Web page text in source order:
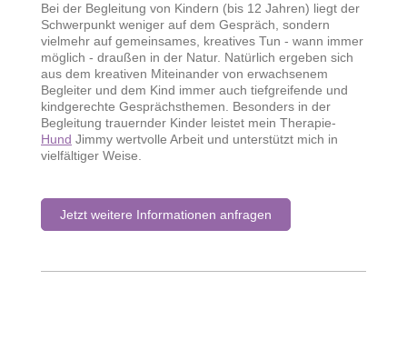
Bei der Begleitung von Kindern (bis 12 Jahren) liegt der
Schwerpunkt weniger auf dem Gespräch, sondern
vielmehr auf gemeinsames, kreatives Tun - wann immer
möglich - draußen in der Natur. Natürlich ergeben sich
aus dem kreativen Miteinander von erwachsenem
Begleiter und dem Kind immer auch tiefgreifende und
kindgerechte Gesprächsthemen. Besonders in der
Begleitung trauernder Kinder leistet mein Therapie-
Hund Jimmy wertvolle Arbeit und unterstützt mich in
vielfältiger Weise.
Jetzt weitere Informationen anfragen